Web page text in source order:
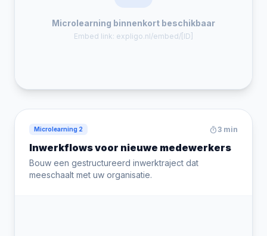
Microlearning binnenkort beschikbaar
Embed link: expligo.nl/embed/[ID]
Microlearning 2 timer3 min
Inwerkflows voor nieuwe medewerkers
Bouw een gestructureerd inwerktraject dat
meeschaalt met uw organisatie.